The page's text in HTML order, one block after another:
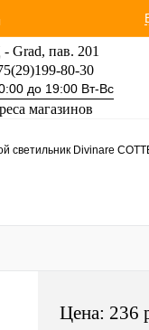
Grad, пав. 201
80-30
до 19:00 Вт-Вс
магазинов
30-60
светильник Divinare
Цена: 236